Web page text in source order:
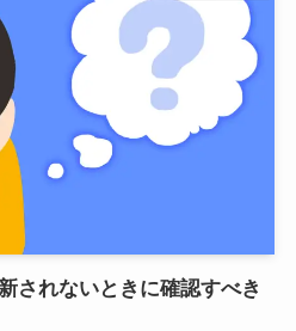
されないときに確認すべき